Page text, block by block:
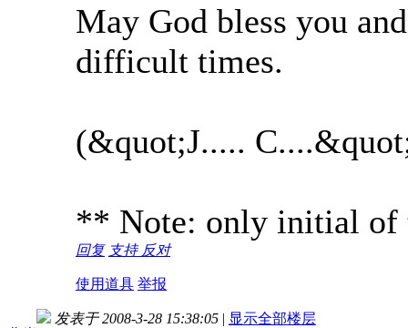
May God bless you
difficult times.
(&quot;J.....
** Note: only initial of
回复 支持 反对
使用道具 举报
发表于 2008-3-28 15:38:05 | 显示全部楼层